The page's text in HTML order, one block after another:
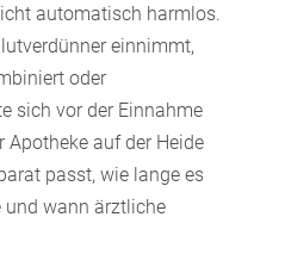
automatisch harmlos.
einnimmt,
oder
sich vor der Einnahme
Apotheke auf der Heide
passt, wie lange es
und wann ärztliche